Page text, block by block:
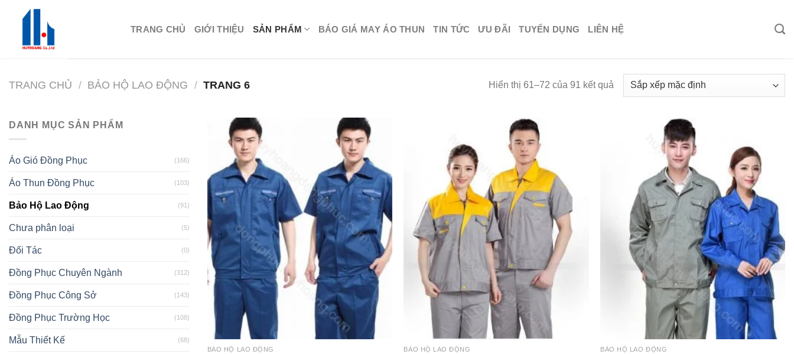
TRANG CHỦ GIỚI THIỆU SẢN PHẨM BÁO GIÁ MAY ÁO THUN TIN TỨC ƯU ĐÃI TUYỂN DỤNG LIÊN HỆ
TRANG CHỦ / BẢO HỘ LAO ĐỘNG / TRANG 6 Hiển thị 61–72 của 91 kết quả
DANH MỤC SẢN PHẨM
Áo Gió Đồng Phục (166)
Áo Thun Đồng Phục (103)
Bảo Hộ Lao Động (91)
Chưa phân loại (5)
Đối Tác (0)
Đồng Phục Chuyên Ngành (312)
Đồng Phục Công Sở (143)
Đồng Phục Trường Học (108)
Mẫu Thiết Kế (68)
BẢO HỘ LAO ĐỘNG BẢO HỘ LAO ĐỘNG BẢO HỘ LAO ĐỘNG